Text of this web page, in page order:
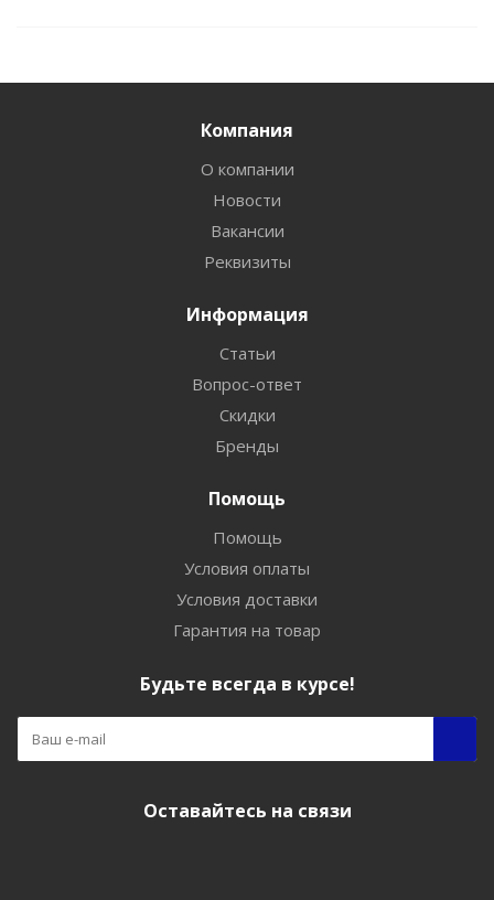
Компания
О компании
Новости
Вакансии
Реквизиты
Информация
Статьи
Вопрос-ответ
Скидки
Бренды
Помощь
Помощь
Условия оплаты
Условия доставки
Гарантия на товар
Будьте всегда в курсе!
Оставайтесь на связи